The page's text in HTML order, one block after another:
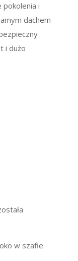
i
dachem
i dużo
w szafie